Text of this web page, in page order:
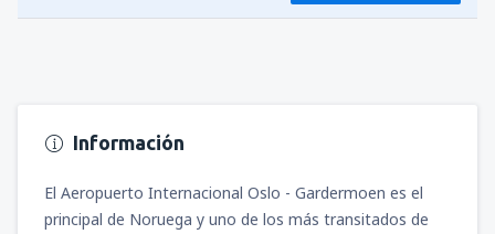
Información
El Aeropuerto Internacional Oslo - Gardermoen es el
principal de Noruega y uno de los más transitados de